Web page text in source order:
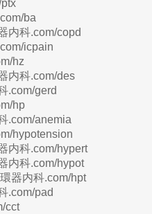
ba
内科.com/copd
icpain
hz
内科.com/des
.com/gerd
hp
.com/anemia
hypotension
内科.com/hypert
内科.com/hypot
器内科.com/hpt
.com/pad
cct